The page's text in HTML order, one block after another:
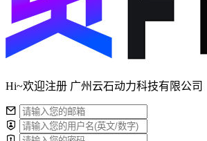
Hi~欢迎注册 广州云石动力科技有限公司